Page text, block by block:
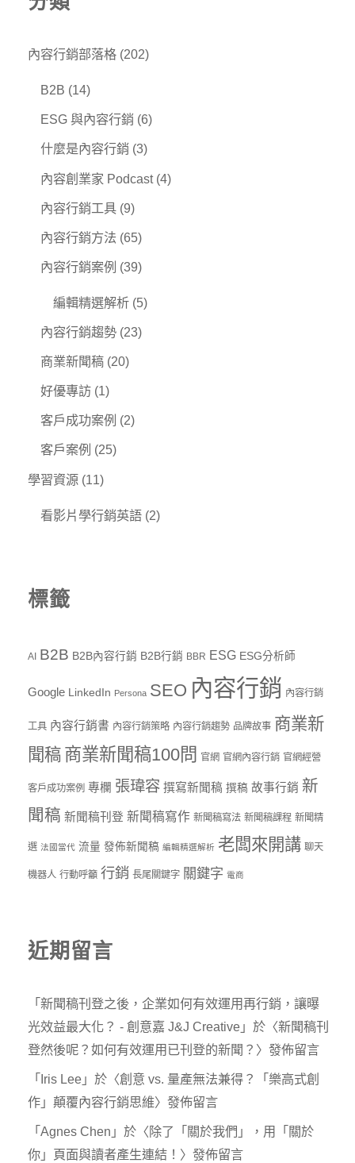
內容行銷部落格 (202)
B2B (14)
ESG 與內容行銷 (6)
什麼是內容行銷 (3)
內容創業家 Podcast(4)
內容行銷工具 (9)
內容行銷方法 (65)
內容行銷案例 (39)
編輯精選解析 (5)
內容行銷趨勢 (23)
商業新聞稿 (20)
好優專訪 (1)
客戶成功案例 (2)
客戶案例 (25)
學習資源 (11)
看影片學行銷英語 (2)
標籤
AI B2B B2B內容行銷 B2B行銷 BBR ESG ESG分析師
Google LinkedIn Persona SEO 內容行銷 內容行銷
工具 內容行銷書 內容行銷策略 內容行銷趨勢 品牌故事 商業新
聞稿 商業新聞稿100問 官網 官網內容行銷 官網經營
客戶成功案例 專欄 張瑋容 撰寫新聞稿 撰稿 故事行銷 新
聞稿 新聞稿刊登 新聞稿寫作 新聞稿寫法 新聞稿課程 新聞精
選 法國當代 流量 發佈新聞稿 編輯精選解析 老闆來開講 聊天
機器人 行動呼籲 行銷 長尾關鍵字 關鍵字 電商
近期留言
「 新聞稿刊登之後，企業如何有效運用再行銷，讓曝
光效益最大化？ - 創意嘉 J&J Creative 」於〈新聞稿刊
登然後呢？如何有效運用已刊登的新聞？ 〉發佈留言
「 Iris Lee 」於〈創意 vs. 量產無法兼得？「樂高式創
作」顛覆內容行銷思維〉發佈留言
「 Agnes Chen 」於〈 除了「關於我們」，用「關於
你」頁面與讀者產生連結！ 〉發佈留言